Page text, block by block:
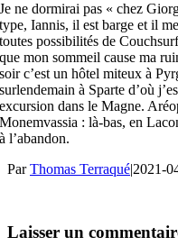
Je ne dormirai pas « chez
type, Iannis, il est barge et il
toutes possibilités de
que mon sommeil cause ma
soir c’est un hôtel miteux à
surlendemain à Sparte d’où
excursion dans le Magne.
Monemvassia : là-bas, en
à l’abandon.
ParThomas Terraqué|2021-
Laisser un